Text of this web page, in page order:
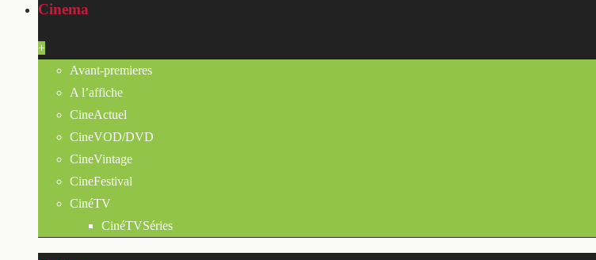
Cinema
+
Avant-premieres
A l’affiche
CineActuel
CineVOD/DVD
CineVintage
CineFestival
CinéTV
CinéTVSéries